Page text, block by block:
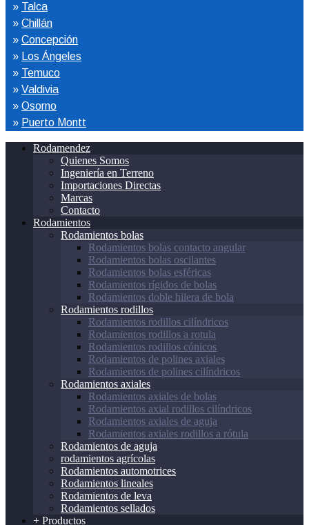
» Talca
» Chillán
» Concepción
»
Los Ángeles
» Temuco
» Valdivia
» Osorno
» Puerto Montt
Rodamendez
Quienes Somos
Ingeniería en Terreno
Importaciones Directas
Marcas
Contacto
Rodamientos
Rodamientos bolas
Rodamientos bolas contacto angular
Rodamientos bolas oscilantes
Rodamientos bolas esféricas
Rodamientos rígidos de bolas
Rodamientos doble hilera de bola
Rodamientos rodillos
Rodamientos rodillos cilíndricos
Rodamientos rodillos a rotula
Rodamientos rodillos cónicos
Rodamientos de polines axiales
Rodamientos de polines cilíndricos
Rodamientos axiales
Rodamientos axiales de bolas
Rodamientos axial rodillos cilíndricos
Rodamientos axiales de aguja
Rodamientos axiales rodillos a rótula
Rodamientos de aguja
rodamientos agrícolas
Rodamientos automotrices
Rodamientos lineales
Rodamientos de leva
Rodamientos sellados
+ Productos